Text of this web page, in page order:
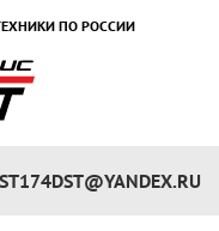
ПО РОССИИ